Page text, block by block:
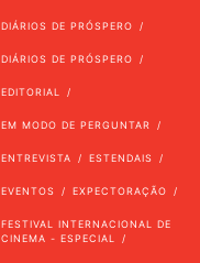
DIÁRIOS DE PRÓSPERO
DIÁRIOS DE PRÓSPERO
EDITORIAL
EM MODO DE PERGUNTAR
ENTREVISTA ESTENDAIS
EVENTOS EXPECTORAÇÃO
FESTIVAL INTERNACIONAL DE
CINEMA - ESPECIAL